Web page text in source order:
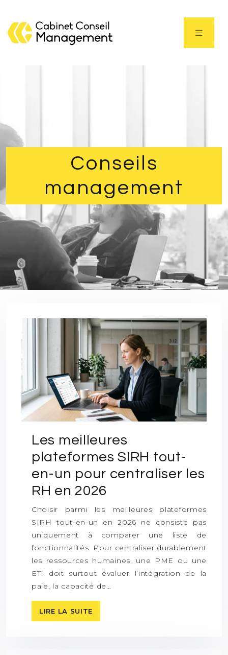
Conseils
management
Les meilleures
plateformes SIRH tout-
en-un pour centraliser les
RH en 2026
Choisir parmi les meilleures plateformes
SIRH tout-en-un en 2026 ne consiste pas
uniquement à comparer une liste de
fonctionnalités. Pour centraliser durablement
les ressources humaines, une PME ou une
ETI doit surtout évaluer l’intégration de la
paie, la capacité de…
LIRE LA SUITE